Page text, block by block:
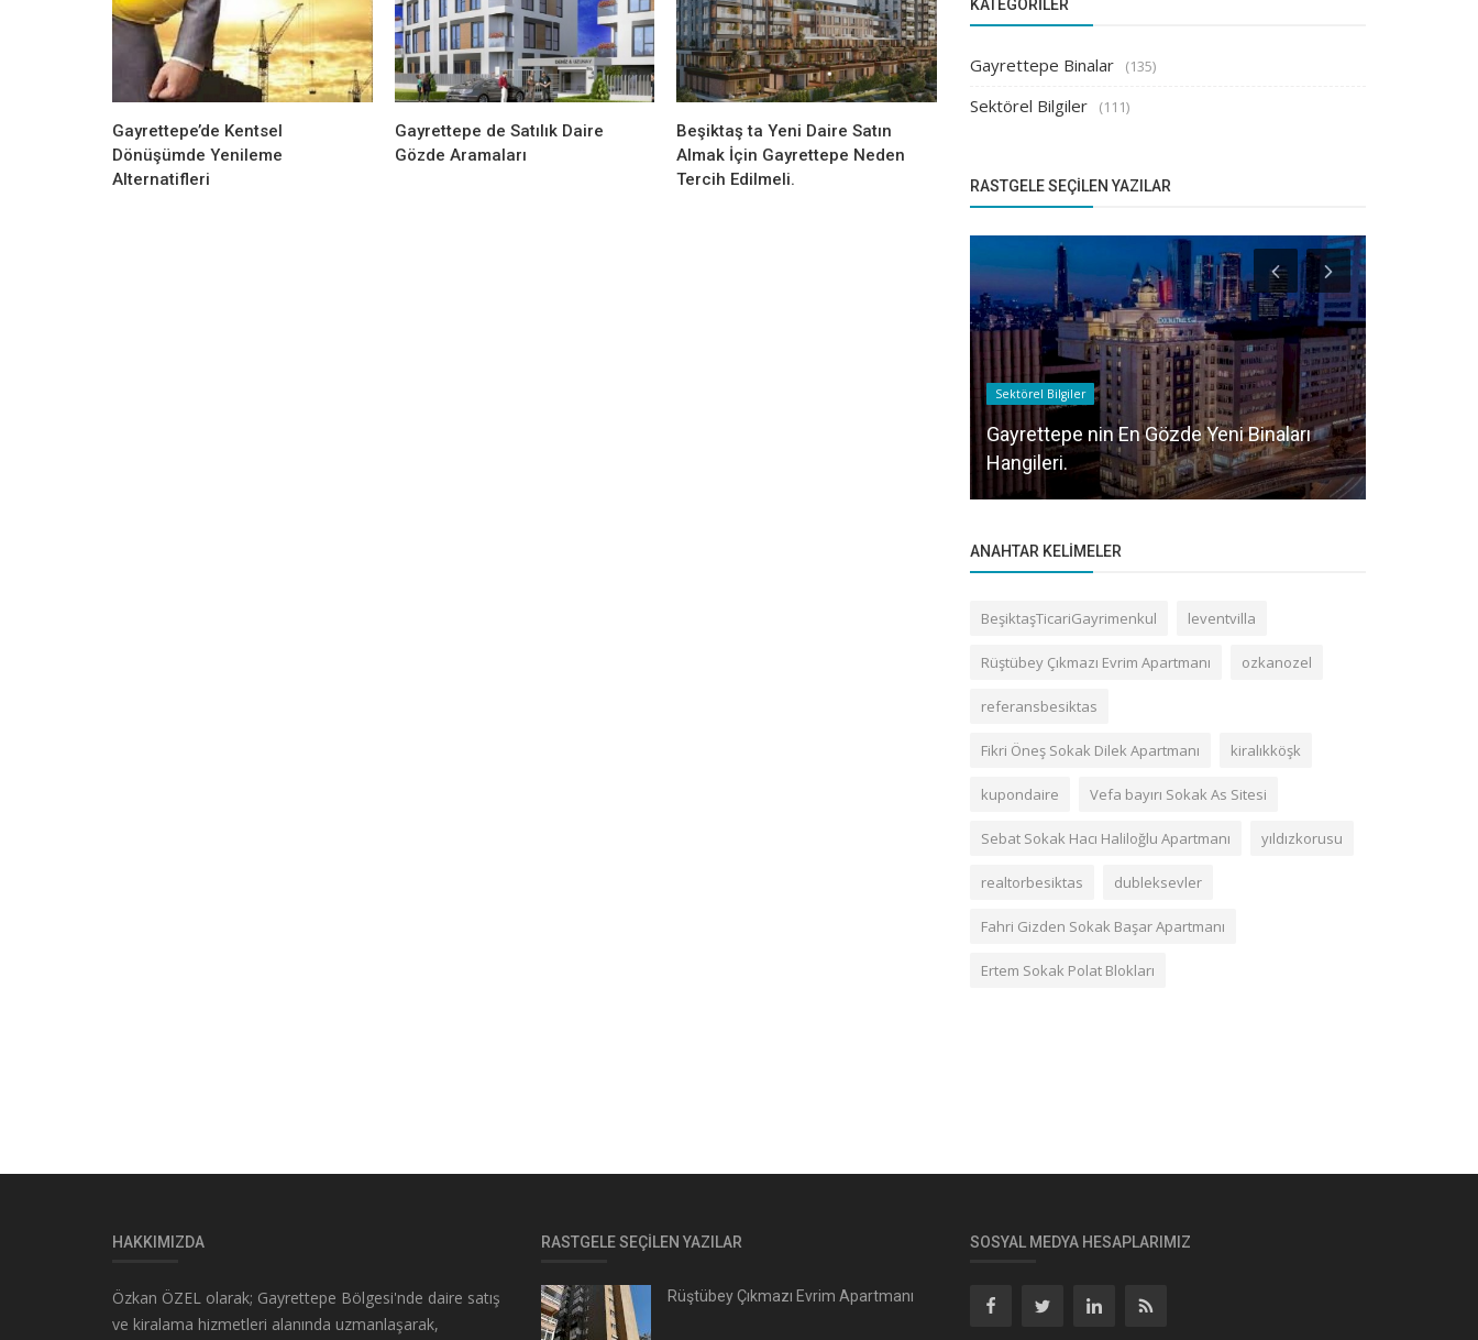
Gayrettepe’de Kentsel
Dönüşümde Yenileme
Alternatifleri
Gayrettepe de Satılık Daire
Gözde Aramaları
Beşiktaş ta Yeni Daire Satın
Almak İçin Gayrettepe Neden
Tercih Edilmeli.
KATEGORILER
Gayrettepe Binalar (135)
Sektörel Bilgiler (111)
RASTGELE SEÇILEN YAZILAR
Sektörel Bilgiler
Gayrettepe nin En Gözde Yeni Binaları
Hangileri.
ANAHTAR KELIMELER
BeşiktaşTicariGayrimenkul leventvilla
Rüştübey Çıkmazı Evrim Apartmanı ozkanozel
referansbesiktas
Fikri Öneş Sokak Dilek Apartmanı kiralıkköşk
kupondaire Vefa bayırı Sokak As Sitesi
Sebat Sokak Hacı Haliloğlu Apartmanı yıldızkorusu
realtorbesiktas dubleksevler
Fahri Gizden Sokak Başar Apartmanı
Ertem Sokak Polat Blokları
HAKKIMIZDA
Özkan ÖZEL olarak; Gayrettepe Bölgesi'nde daire satış
ve kiralama hizmetleri alanında uzmanlaşarak,
RASTGELE SEÇILEN YAZILAR
Rüştübey Çıkmazı Evrim Apartmanı
SOSYAL MEDYA HESAPLARIMIZ